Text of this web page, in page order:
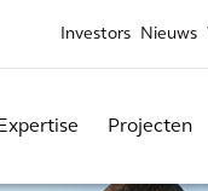
Investors Nieuws
Projecten